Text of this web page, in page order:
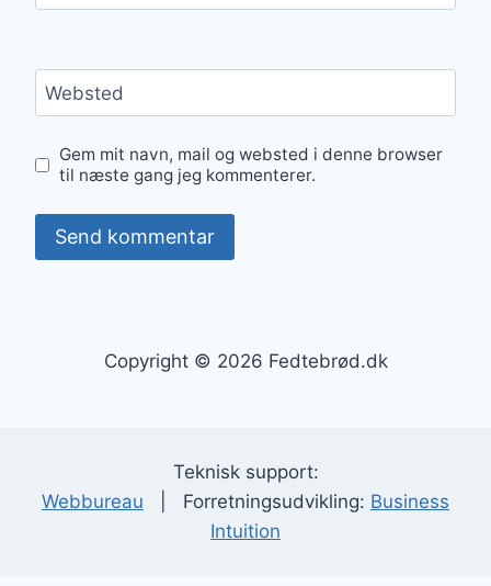
Websted
Gem mit navn, mail og websted i denne browser
til næste gang jeg kommenterer.
Copyright © 2026 Fedtebrød.dk
Teknisk support:
Webbureau | Forretningsudvikling: Business
Intuition